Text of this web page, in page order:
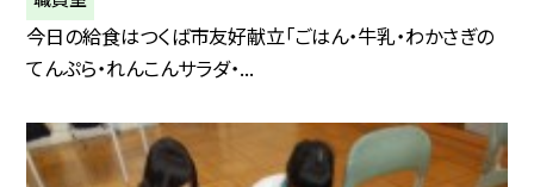
今日の給食はつくば市友好献立「ごはん・牛乳・わかさぎの
てんぷら・れんこんサラダ・...